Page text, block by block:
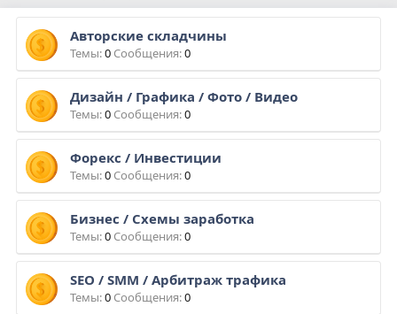
Авторские складчины
Темы 0 Сообщения 0
Дизайн / Графика / Фото / Видео
Темы 0 Сообщения 0
Форекс / Инвестиции
Темы 0 Сообщения 0
Бизнес / Схемы заработка
Темы 0 Сообщения 0
SEO / SMM / Арбитраж трафика
Темы 0 Сообщения 0